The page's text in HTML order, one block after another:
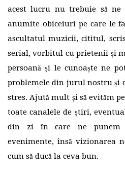
acest lucru nu trebuie să
anumite obiceiuri pe care le
ascultatul muzicii, cititul,
serial, vorbitul cu prietenii și
persoană și le cunoaște ne
problemele din jurul nostru și
stres. Ajută mult și să evităm
toate canalele de știri,
din zi în care ne punem
evenimente, însă vizionarea
cum să ducă la ceva bun.